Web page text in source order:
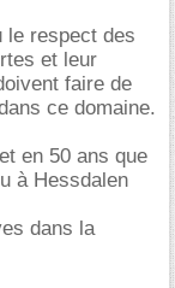
le respect des
et leur
faire de
ce domaine.
en 50 ans que
à Hessdalen
dans la